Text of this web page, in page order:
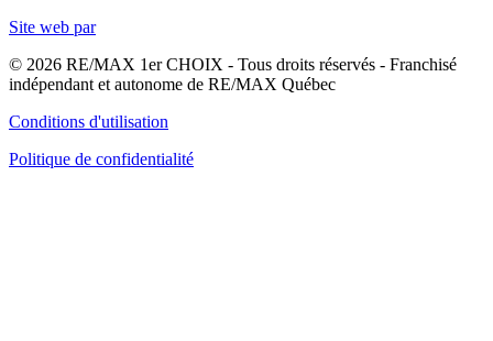
Site web par
© 2026 RE/MAX 1er CHOIX - Tous droits réservés - Franchisé
indépendant et autonome de RE/MAX Québec
Conditions d'utilisation
Politique de confidentialité